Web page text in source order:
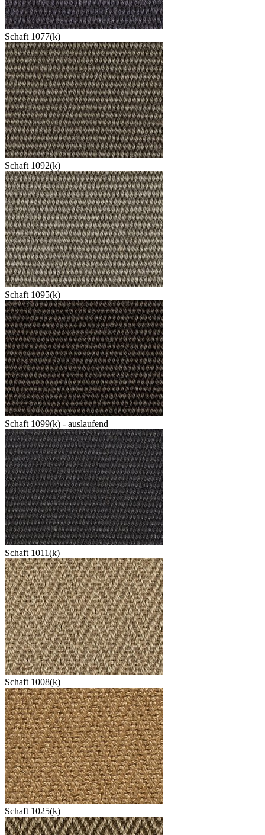
Schaft 1077(k)
Schaft 1092(k)
Schaft 1095(k)
Schaft 1099(k) - auslaufend
Schaft 1011(k)
Schaft 1008(k)
Schaft 1025(k)